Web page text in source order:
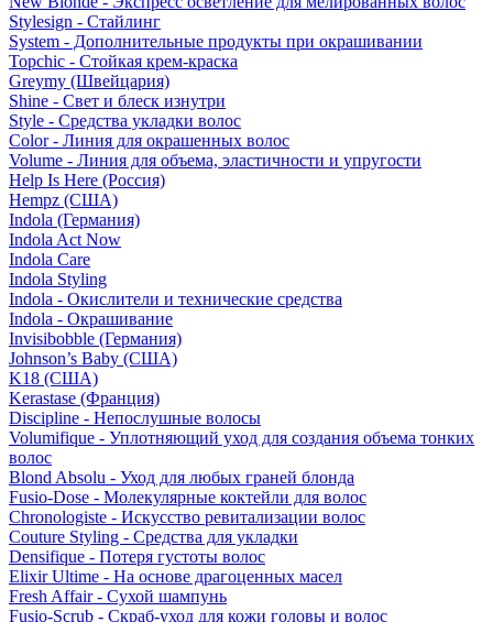
Stylesign - Стайлинг
System - Дополнительные продукты при окрашивании
Topchic - Стойкая крем-краска
Greymy (Швейцария)
Shine - Свет и блеск изнутри
Style - Средства укладки волос
Color - Линия для окрашенных волос
Volume - Линия для объема, эластичности и упругости
Help Is Here (Россия)
Hempz (США)
Indola (Германия)
Indola Act Now
Indola Care
Indola Styling
Indola - Окислители и технические средства
Indola - Окрашивание
Invisibobble (Германия)
Johnson’s Baby (США)
K18 (США)
Kerastase (Франция)
Discipline - Непослушные волосы
Volumifique - Уплотняющий уход для создания объема тонких
волос
Blond Absolu - Уход для любых граней блонда
Fusio-Dose - Молекулярные коктейли для волос
Chronologiste - Искусство ревитализации волос
Couture Styling - Средства для укладки
Densifique - Потеря густоты волос
Elixir Ultime - На основе драгоценных масел
Fresh Affair - Сухой шампунь
Fusio-Scrub - Скраб-уход для кожи головы и волос